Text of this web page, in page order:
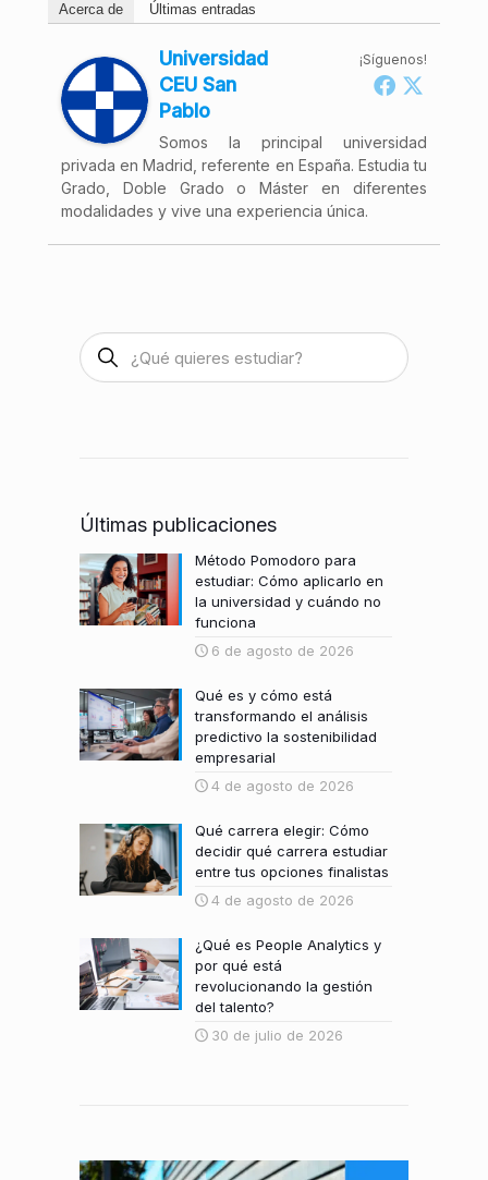
Acerca de Últimas entradas
¡Síguenos!
Universidad
CEU San
Pablo
Somos la principal universidad
privada en Madrid, referente en España. Estudia tu
Grado, Doble Grado o Máster en diferentes
modalidades y vive una experiencia única.
Últimas publicaciones
Método Pomodoro para
estudiar: Cómo aplicarlo en
la universidad y cuándo no
funciona
6 de agosto de 2026
Qué es y cómo está
transformando el análisis
predictivo la sostenibilidad
empresarial
4 de agosto de 2026
Qué carrera elegir: Cómo
decidir qué carrera estudiar
entre tus opciones finalistas
4 de agosto de 2026
¿Qué es People Analytics y
por qué está
revolucionando la gestión
del talento?
30 de julio de 2026